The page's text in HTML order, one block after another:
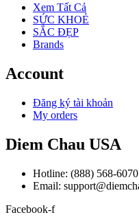
Xem Tất Cả
SỨC KHOẺ
SẮC ĐẸP
Brands
Account
Đăng ký tài khoản
My orders
Diem Chau USA
Hotline: (888) 568-6070
Email:
Facebook-f